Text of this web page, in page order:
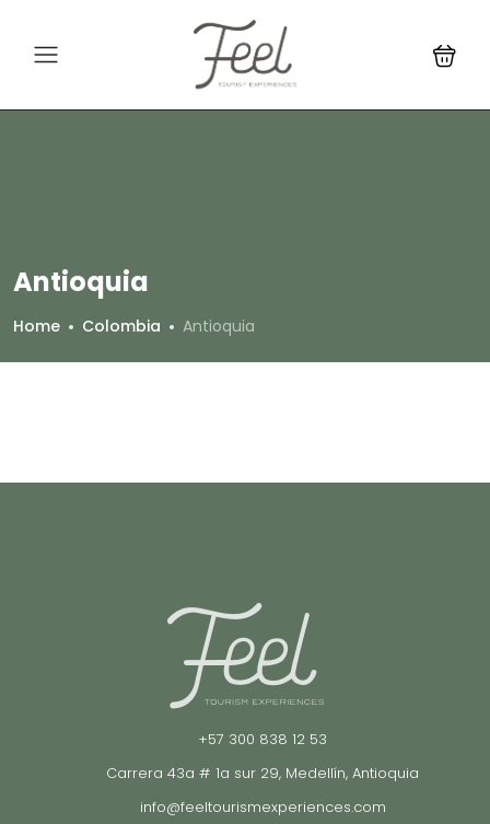
Antioquia
Home Colombia Antioquia
+57 300 838 12 53
Carrera 43a # 1a sur 29, Medellín, Antioquia
info@feeltourismexperiences.com